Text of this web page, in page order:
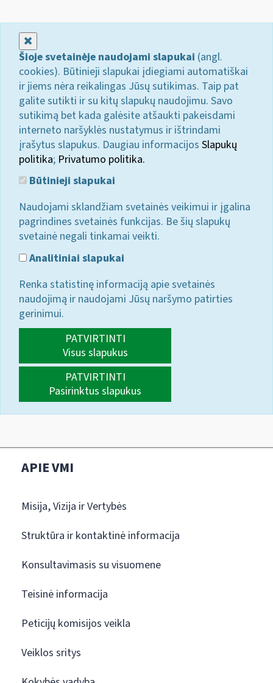
Šioje svetainėje naudojami slapukai (angl.
cookies). Būtinieji slapukai įdiegiami automatiškai
ir jiems nėra reikalingas Jūsų sutikimas. Taip pat
galite sutikti ir su kitų slapukų naudojimu. Savo
sutikimą bet kada galėsite atšaukti pakeisdami
interneto naršyklės nustatymus ir ištrindami
įrašytus slapukus. Daugiau informacijos Slapukų
politika; Privatumo politika.
Būtinieji slapukai
Naudojami sklandžiam svetainės veikimui ir įgalina
pagrindines svetainės funkcijas. Be šių slapukų
svetainė negali tinkamai veikti.
Analitiniai slapukai
Renka statistinę informaciją apie svetainės
naudojimą ir naudojami Jūsų naršymo patirties
gerinimui.
PATVIRTINTI
Visus slapukus
PATVIRTINTI
Pasirinktus slapukus
APIE VMI
Misija, Vizija ir Vertybės
Struktūra ir kontaktinė informacija
Konsultavimasis su visuomene
Teisinė informacija
Peticijų komisijos veikla
Veiklos sritys